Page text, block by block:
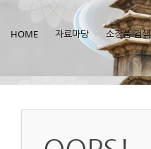
HOME 자료마당 소장품 검색